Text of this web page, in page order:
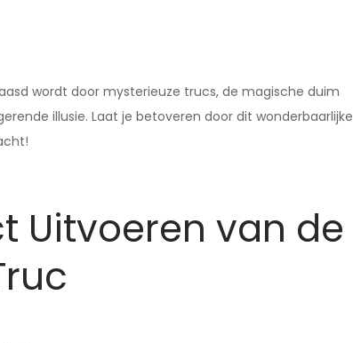
wordt door mysterieuze trucs, de magische duim
illusie. Laat je betoveren door dit wonderbaarlijke
Uitvoeren van de